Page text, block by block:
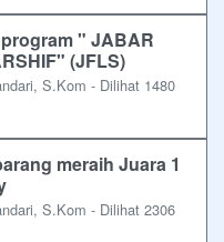
" JABAR
(JFLS)
S.Kom - Dilihat 1480
meraih Juara 1
S.Kom - Dilihat 2306